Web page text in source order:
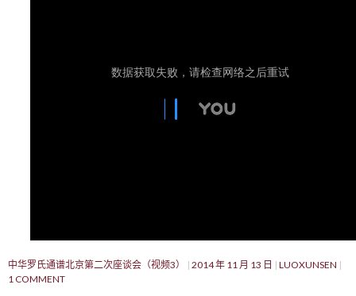
中华罗氏通谱北京第二次座谈会（视频3） 2014 年 11 月 13 日
LUOXUNSEN
1 COMMENT